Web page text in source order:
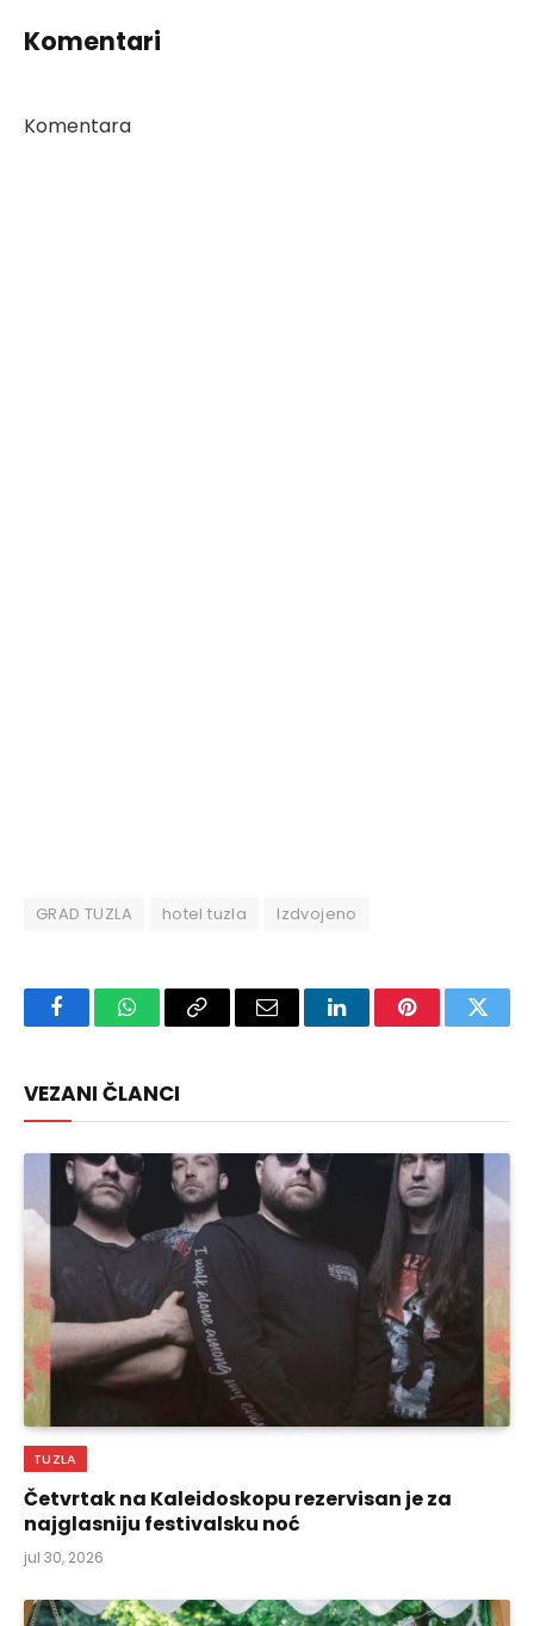
Komentari
Komentara
GRAD TUZLA hotel tuzla Izdvojeno
FacebookWhatsAppCopy
Email LinkedInPinterest
VEZANI ČLANCI
TUZLA
Četvrtak na Kaleidoskopu rezervisan je za
najglasniju festivalsku noć
jul 30, 2026